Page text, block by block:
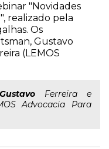
"Novidades
realizado pela
Os
Gustavo
(LEMOS
GustavoFerreira e
Advocacia Para